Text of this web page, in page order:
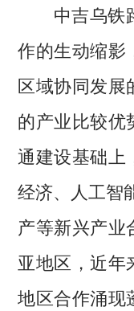
中吉乌铁
作的生动缩影
区域协同发展
的产业比较优
通建设基础上
经济、人工智
产等新兴产业
亚地区，近年
地区合作涌现